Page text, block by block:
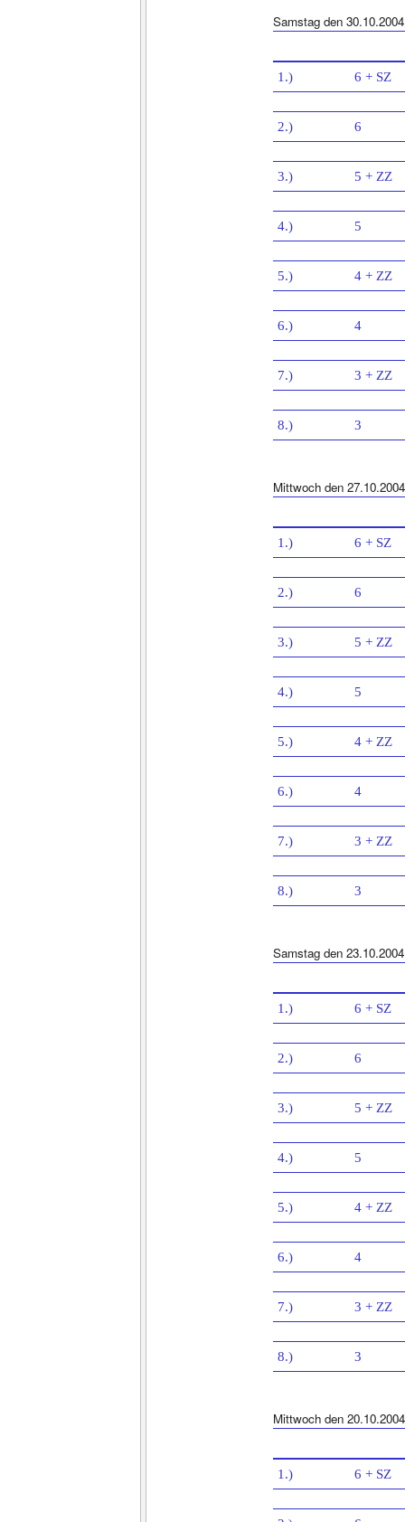
Samstag den 30.10.2004
1.) 6 + SZ
2.) 6
3.) 5 + ZZ
4.) 5
5.) 4 + ZZ
6.) 4
7.) 3 + ZZ
8.) 3
Mittwoch den 27.10.2004
1.) 6 + SZ
2.) 6
3.) 5 + ZZ
4.) 5
5.) 4 + ZZ
6.) 4
7.) 3 + ZZ
8.) 3
Samstag den 23.10.2004
1.) 6 + SZ
2.) 6
3.) 5 + ZZ
4.) 5
5.) 4 + ZZ
6.) 4
7.) 3 + ZZ
8.) 3
Mittwoch den 20.10.2004
1.) 6 + SZ